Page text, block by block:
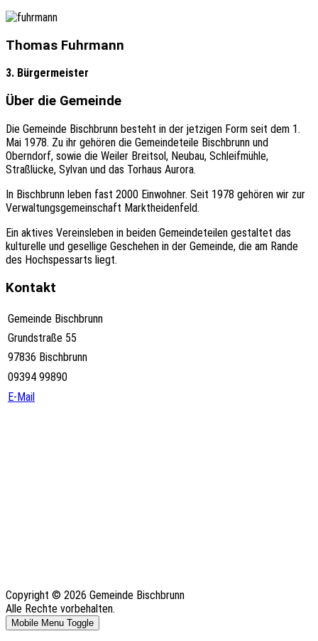
Thomas Fuhrmann
3. Bürgermeister
Über die Gemeinde
Die Gemeinde Bischbrunn besteht in der jetzigen Form seit dem 1.
Mai 1978. Zu ihr gehören die Gemeindeteile Bischbrunn und
Oberndorf, sowie die Weiler Breitsol, Neubau, Schleifmühle,
Straßlücke, Sylvan und das Torhaus Aurora.
In Bischbrunn leben fast 2000 Einwohner. Seit 1978 gehören wir zur
Verwaltungsgemeinschaft Marktheidenfeld.
Ein aktives Vereinsleben in beiden Gemeindeteilen gestaltet das
kulturelle und gesellige Geschehen in der Gemeinde, die am Rande
des Hochspessarts liegt.
Kontakt
Gemeinde Bischbrunn
Grundstraße 55
97836 Bischbrunn
09394 99890
E-Mail
Copyright © 2026 Gemeinde Bischbrunn
Alle Rechte vorbehalten.
Mobile Menu Toggle